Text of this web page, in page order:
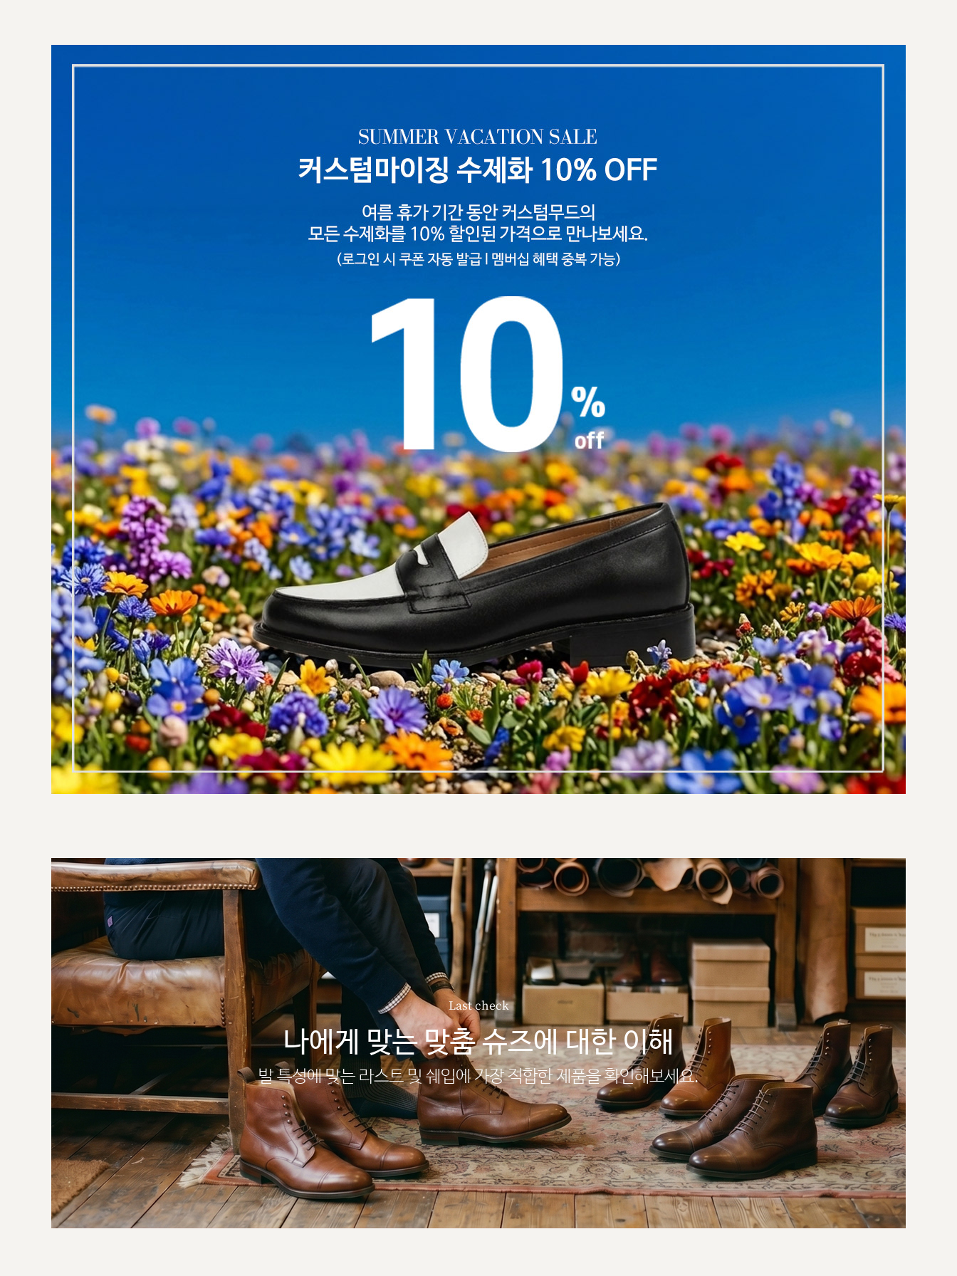
Last check
나에게 맞는 맞춤 슈즈에 대한 이해
발 특성에 맞는 라스트 및 쉐입에 가장 적합한 제품을 확인해보세요.